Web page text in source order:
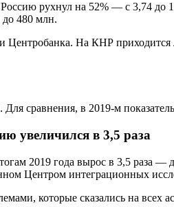
рухнул на 52% — с 3,74 до
до 480 млн.
Центробанка. На КНР
сравнения, в 2019-м
увеличилcя в 3,5 раза
2019 года вырос в 3,5 раза —
Центром интеграционных
которые сказались на